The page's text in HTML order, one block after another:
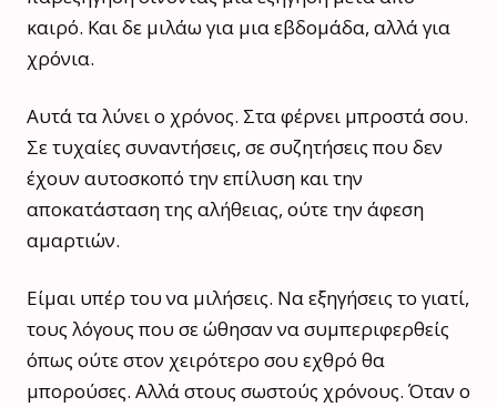
καιρό. Και δε μιλάω για μια εβδομάδα, αλλά για
χρόνια.
Αυτά τα λύνει ο χρόνος. Στα φέρνει μπροστά σου.
Σε τυχαίες συναντήσεις, σε συζητήσεις που δεν
έχουν αυτοσκοπό την επίλυση και την
αποκατάσταση της αλήθειας, ούτε την άφεση
αμαρτιών.
Είμαι υπέρ του να μιλήσεις. Να εξηγήσεις το γιατί,
τους λόγους που σε ώθησαν να συμπεριφερθείς
όπως ούτε στον χειρότερο σου εχθρό θα
μπορούσες. Αλλά στους σωστούς χρόνους. Όταν ο